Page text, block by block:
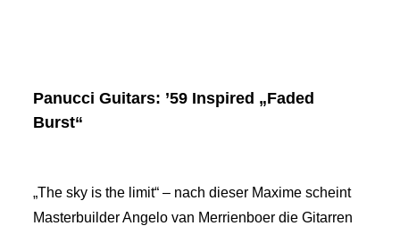
Panucci Guitars: ’59 Inspired „Faded
Burst“
„The sky is the limit“ – nach dieser Maxime scheint
Masterbuilder Angelo van Merrienboer die Gitarren